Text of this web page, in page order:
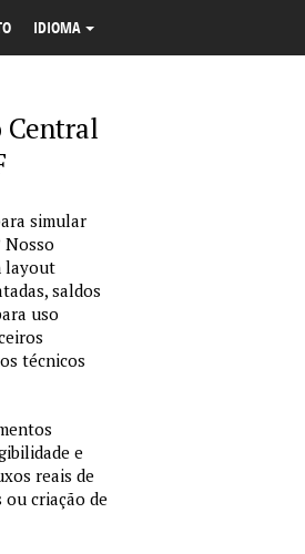
IDIOMA
Central
simular
layout
saldos
uso
técnicos
e
reais de
criação de